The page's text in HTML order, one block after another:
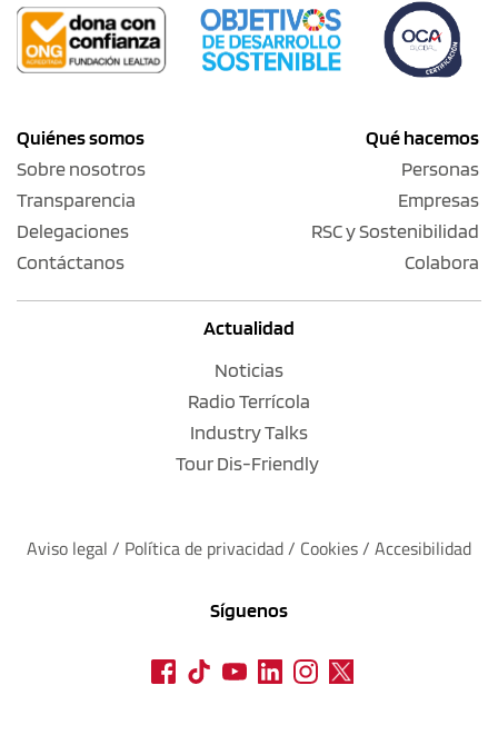
Quiénes somos
Sobre nosotros
Transparencia
Delegaciones
Contáctanos
Qué hacemos
Personas
Empresas
RSC y Sostenibilidad
Colabora
Actualidad
Noticias
Radio Terrícola
Industry Talks
Tour Dis-Friendly
Aviso legal / Política de privacidad / Cookies / Accesibilidad
Síguenos